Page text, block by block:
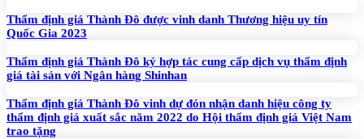
Thẩm định giá Thành Đô được vinh danh Thương hiệu uy tín
Quốc Gia 2023
Thẩm định giá Thành Đô ký hợp tác cung cấp dịch vụ thẩm định
giá tài sản với Ngân hàng Shinhan
Thẩm định giá Thành Đô vinh dự đón nhận danh hiệu công ty
thẩm định giá xuất sắc năm 2022 do Hội thẩm định giá Việt Nam
trao tặng